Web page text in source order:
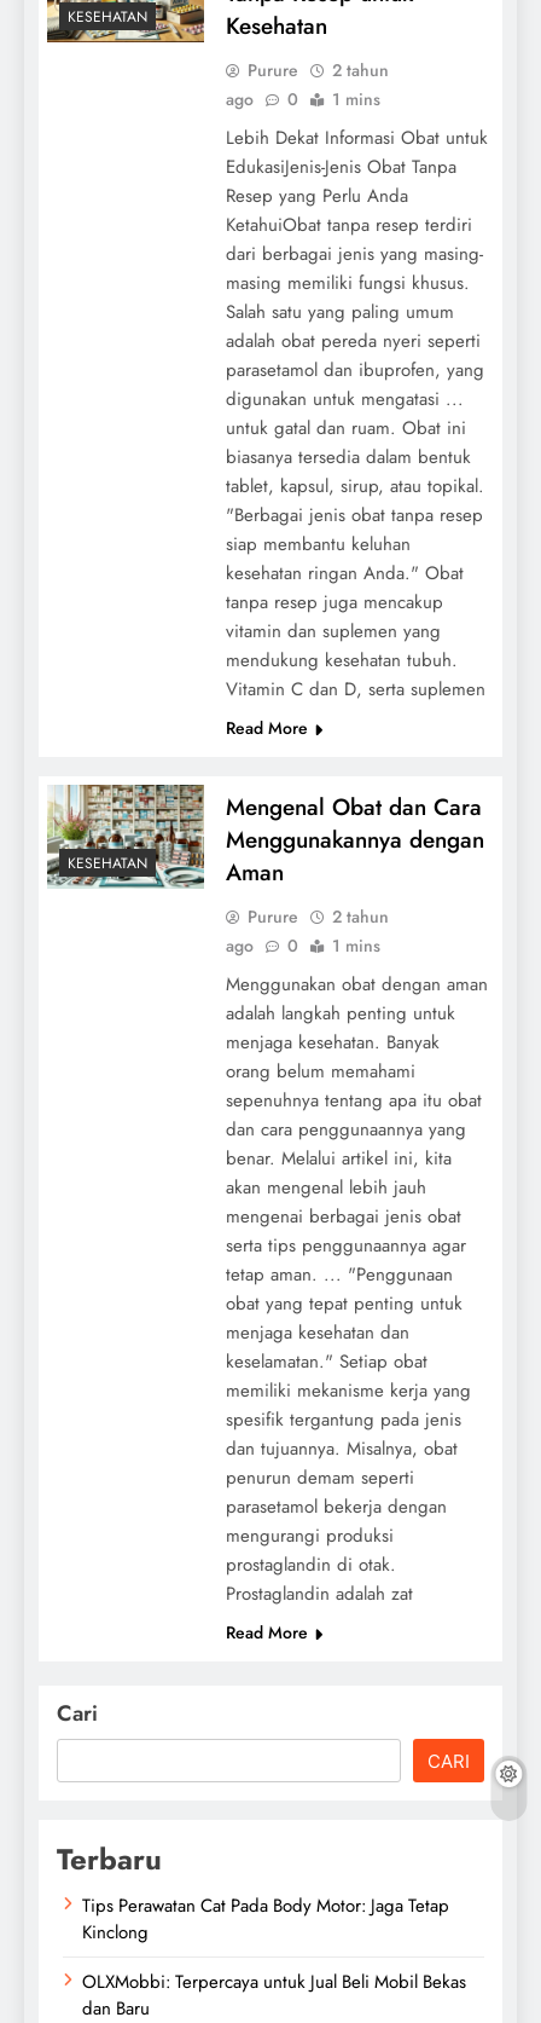
KESEHATAN
Kesehatan
Purure
2 tahun
ago
0 1 mins
Lebih Dekat Informasi Obat untuk
EdukasiJenis-Jenis Obat Tanpa
Resep yang Perlu Anda
KetahuiObat tanpa resep terdiri
dari berbagai jenis yang masing-
masing memiliki fungsi khusus.
Salah satu yang paling umum
adalah obat pereda nyeri seperti
parasetamol dan ibuprofen, yang
digunakan untuk mengatasi ...
untuk gatal dan ruam. Obat ini
biasanya tersedia dalam bentuk
tablet, kapsul, sirup, atau topikal.
"Berbagai jenis obat tanpa resep
siap membantu keluhan
kesehatan ringan Anda." Obat
tanpa resep juga mencakup
vitamin dan suplemen yang
mendukung kesehatan tubuh.
Vitamin C dan D, serta suplemen
Read More
KESEHATAN
Mengenal Obat dan Cara
Menggunakannya dengan
Aman
Purure
2 tahun
ago
0 1 mins
Menggunakan obat dengan aman
adalah langkah penting untuk
menjaga kesehatan. Banyak
orang belum memahami
sepenuhnya tentang apa itu obat
dan cara penggunaannya yang
benar. Melalui artikel ini, kita
akan mengenal lebih jauh
mengenai berbagai jenis obat
serta tips penggunaannya agar
tetap aman. ... "Penggunaan
obat yang tepat penting untuk
menjaga kesehatan dan
keselamatan." Setiap obat
memiliki mekanisme kerja yang
spesifik tergantung pada jenis
dan tujuannya. Misalnya, obat
penurun demam seperti
parasetamol bekerja dengan
mengurangi produksi
prostaglandin di otak.
Prostaglandin adalah zat
Read More
Cari
CARI
Terbaru
Tips Perawatan Cat Pada Body Motor: Jaga Tetap
Kinclong
OLXMobbi: Terpercaya untuk Jual Beli Mobil Bekas
dan Baru